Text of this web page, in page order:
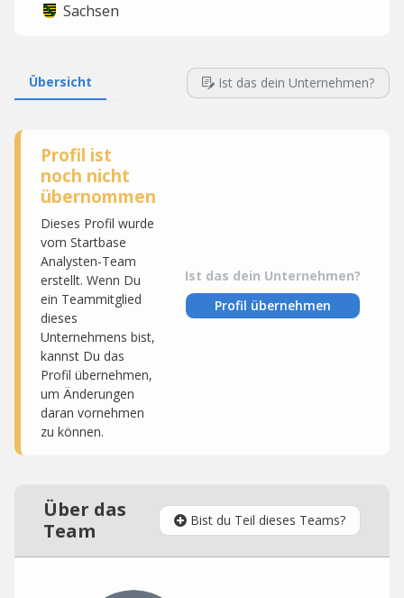
Sachsen
Übersicht Ist das dein Unternehmen?
Profil ist
noch nicht
übernommen
Dieses Profil wurde
vom Startbase
Analysten-Team
erstellt. Wenn Du
ein Teammitglied
dieses
Unternehmens bist,
kannst Du das
Profil übernehmen,
um Änderungen
daran vornehmen
zu können.
Ist das dein Unternehmen?
Profil übernehmen
Über das
Team
Bist du Teil dieses Teams?